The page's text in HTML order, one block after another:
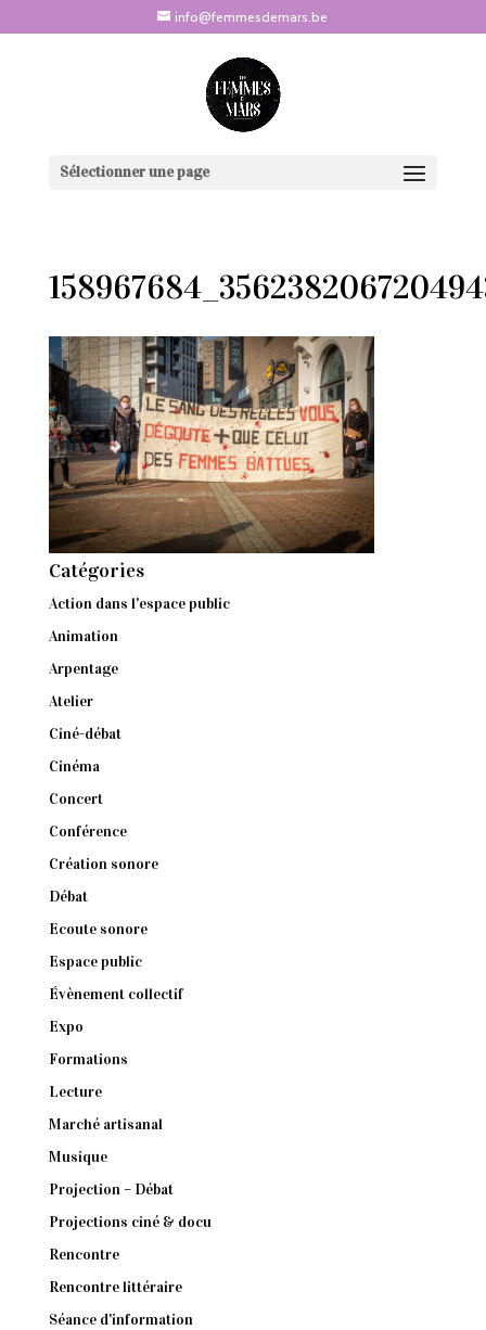
info@femmesdemars.be
Sélectionner une page
Catégories
Action dans l'espace public
Animation
Arpentage
Atelier
Ciné-débat
Cinéma
Concert
Conférence
Création sonore
Débat
Ecoute sonore
Espace public
Évènement collectif
Expo
Formations
Lecture
Marché artisanal
Musique
Projection – Débat
Projections ciné & docu
Rencontre
Rencontre littéraire
Séance d'information